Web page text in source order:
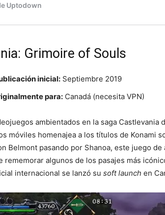
Grimoire of Souls
inicial: Septiembre 2019
para: Canadá (necesita VPN)
ambientados en la saga Castlevania
móviles homenajea a los títulos de Konami
Belmont pasando por Shanoa, este juego
rememorar algunos de los pasajes más
internacional se lanzó su soft launch en